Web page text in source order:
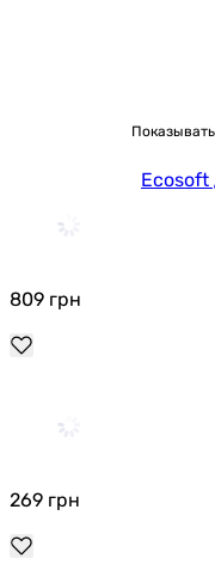
Ecosoft
809 грн
269 грн